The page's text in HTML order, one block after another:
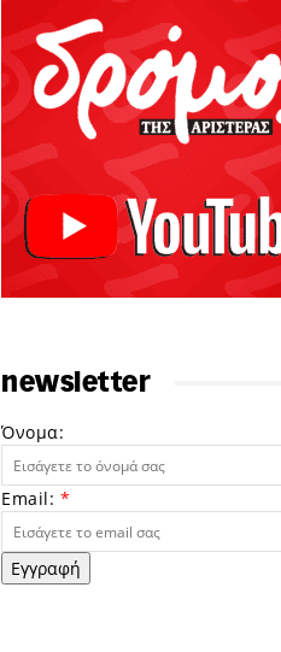
newsletter
Όνομα:
Email: *
Εγγραφή